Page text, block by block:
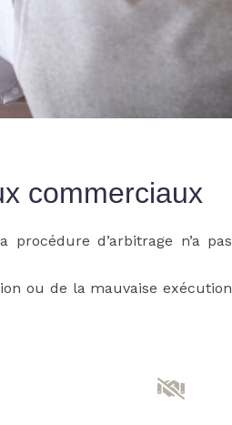
commerciaux
d’arbitrage n’a pas
ou de la mauvaise exécution